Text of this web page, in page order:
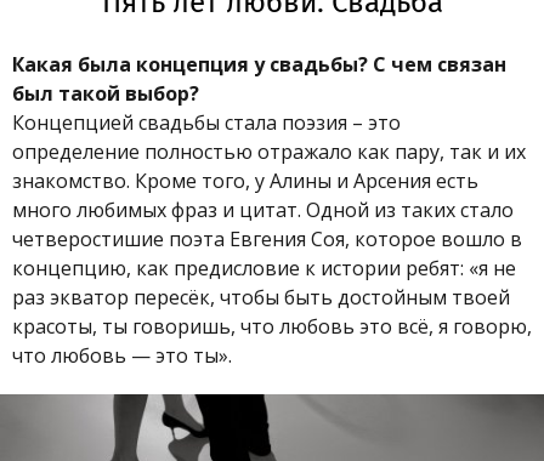
Какая была концепция у свадьбы? С чем связан
был такой выбор?
Концепцией свадьбы стала поэзия – это
определение полностью отражало как пару, так и их
знакомство. Кроме того, у Алины и Арсения есть
много любимых фраз и цитат. Одной из таких стало
четверостишие поэта Евгения Соя, которое вошло в
концепцию, как предисловие к истории ребят: «я не
раз экватор пересёк, чтобы быть достойным твоей
красоты, ты говоришь, что любовь это всё, я говорю,
что любовь — это ты».